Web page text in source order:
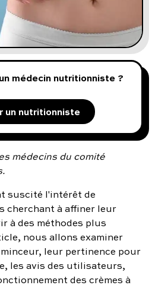
:
:
médecin nutritionniste ?
un nutritionniste
médecins du comité
suscité l'intérêt de
cherchant à affiner leur
à des méthodes plus
nous allons examiner
leur pertinence pour
les avis des utilisateurs,
des crèmes à